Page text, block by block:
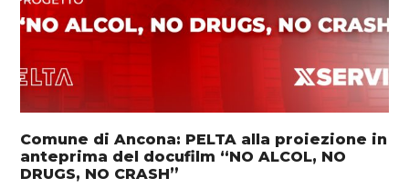
Comune di Ancona: PELTA alla proiezione in
anteprima del docufilm “NO ALCOL, NO
DRUGS, NO CRASH”